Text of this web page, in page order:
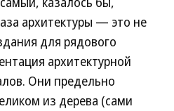
архитектуры — это не
для рядового
архитектурной
Они предельно
из дерева (сами